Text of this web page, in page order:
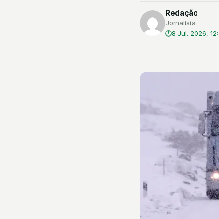
Redação
Jornalista
8 Jul. 2026,